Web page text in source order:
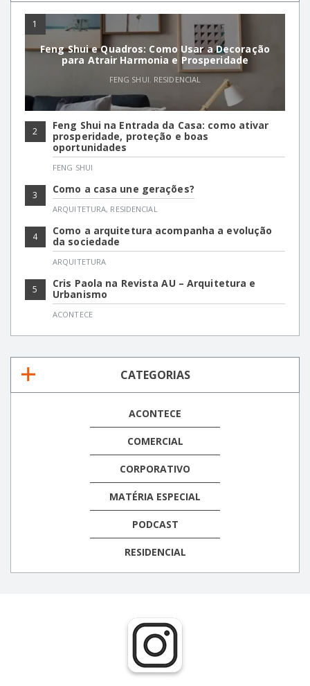
1
Feng Shui e Quadros: Como Usar a Decoração
para Atrair Harmonia e Prosperidade
FENG SHUI, RESIDENCIAL
2
Feng Shui na Entrada da Casa: como ativar
prosperidade, proteção e boas
oportunidades
FENG SHUI
3 Como a casa une gerações?
ARQUITETURA, RESIDENCIAL
4
Como a arquitetura acompanha a evolução
da sociedade
ARQUITETURA
5
Cris Paola na Revista AU – Arquitetura e
Urbanismo
ACONTECE
CATEGORIAS
ACONTECE
COMERCIAL
CORPORATIVO
MATÉRIA ESPECIAL
PODCAST
RESIDENCIAL